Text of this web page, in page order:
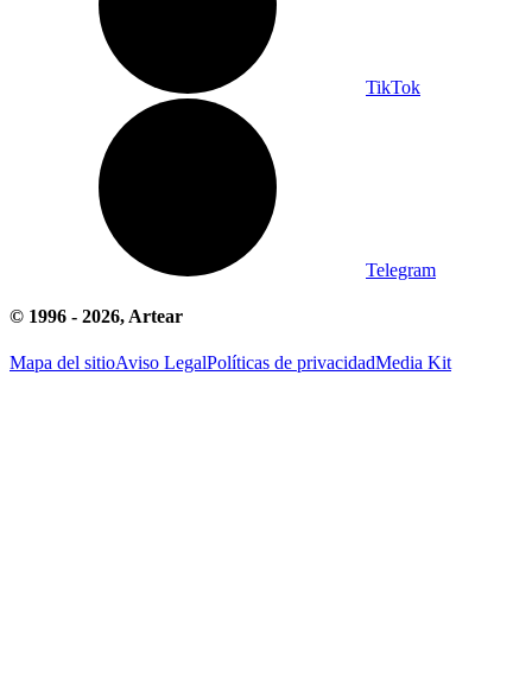
TikTok
Telegram
© 1996 - 2026, Artear
Mapa del sitioAviso LegalPolíticas de privacidadMedia Kit